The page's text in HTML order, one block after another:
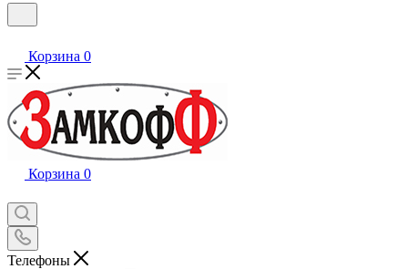
Корзина 0
Корзина 0
Телефоны